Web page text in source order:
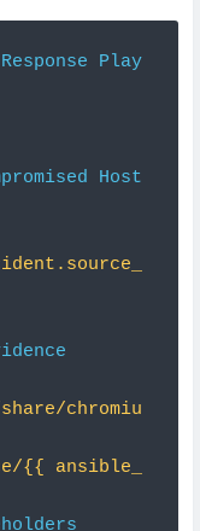
Response
Play
Host
chromiu
{{ ansible_